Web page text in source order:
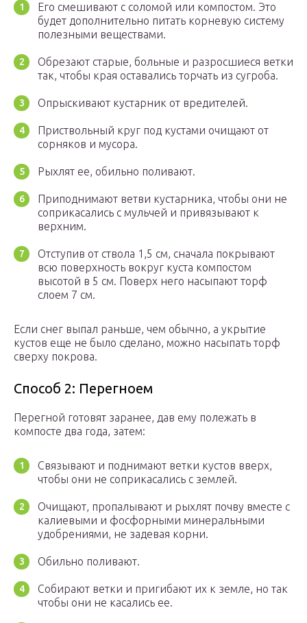
Его смешивают с соломой или компостом. Это
будет дополнительно питать корневую систему
полезными веществами.
Обрезают старые, больные и разросшиеся ветки
так, чтобы края оставались торчать из сугроба.
Опрыскивают кустарник от вредителей.
Приствольный круг под кустами очищают от
сорняков и мусора.
Рыхлят ее, обильно поливают.
Приподнимают ветви кустарника, чтобы они не
соприкасались с мульчей и привязывают к
верхним.
Отступив от ствола 1,5 см, сначала покрывают
всю поверхность вокруг куста компостом
высотой в 5 см. Поверх него насыпают торф
слоем 7 см.
Если снег выпал раньше, чем обычно, а укрытие
кустов еще не было сделано, можно насыпать торф
сверху покрова.
Способ 2: Перегноем
Перегной готовят заранее, дав ему полежать в
компосте два года, затем:
Связывают и поднимают ветки кустов вверх,
чтобы они не соприкасались с землей.
Очищают, пропалывают и рыхлят почву вместе с
калиевыми и фосфорными минеральными
удобрениями, не задевая корни.
Обильно поливают.
Собирают ветки и пригибают их к земле, но так
чтобы они не касались ее.